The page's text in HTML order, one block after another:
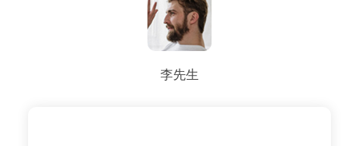
李先生